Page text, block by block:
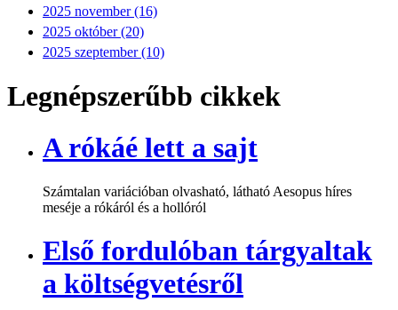
2025 november (16)
2025 október (20)
2025 szeptember (10)
Legnépszerűbb cikkek
A rókáé lett a sajt
Számtalan variációban olvasható, látható Aesopus híres
meséje a rókáról és a hollóról
Első fordulóban tárgyaltak
a költségvetésről